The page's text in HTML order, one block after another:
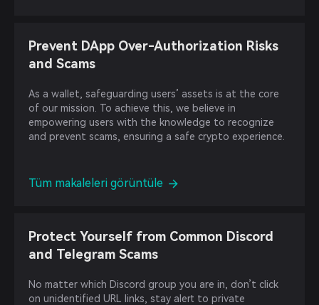
Prevent DApp Over-Authorization Risks
and Scams
As a wallet, safeguarding users’ assets is at the core
of our mission. To achieve this, we believe in
empowering users with the knowledge to recognize
and prevent scams, ensuring a safe crypto experience.
Tüm makaleleri görüntüle
Protect Yourself from Common Discord
and Telegram Scams
No matter which Discord group you are in, don’t click
on unidentified URL links, stay alert to private